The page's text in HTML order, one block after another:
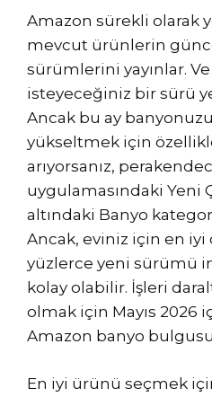
Amazon sürekli olarak
mevcut ürünlerin
sürümlerini yayınlar.
isteyeceğiniz bir sürü
Ancak bu ay
yükseltmek için
arıyorsanız,
uygulamasındaki Yeni
altındaki Banyo
Ancak, eviniz için en iyi
yüzlerce yeni sürümü
kolay olabilir. İşleri
olmak için Mayıs 2026
Amazon banyo
En iyi ürünü seçmek